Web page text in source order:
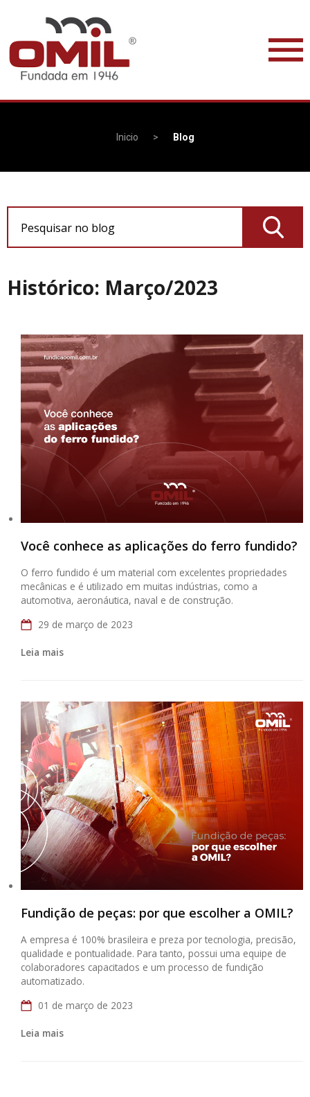
Inicio > Blog
Histórico: Março/2023
Você conhece as aplicações do ferro fundido?
O ferro fundido é um material com excelentes propriedades
mecânicas e é utilizado em muitas indústrias, como a
automotiva, aeronáutica, naval e de construção.
29 de março de 2023
Leia mais
Fundição de peças: por que escolher a OMIL?
A empresa é 100% brasileira e preza por tecnologia, precisão,
qualidade e pontualidade. Para tanto, possui uma equipe de
colaboradores capacitados e um processo de fundição
automatizado.
01 de março de 2023
Leia mais
Pesquisar no blog